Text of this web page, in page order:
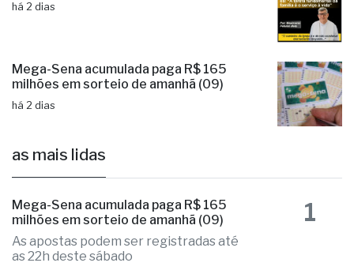
há 2 dias
Mega-Sena acumulada paga R$ 165
milhões em sorteio de amanhã (09)
há 2 dias
as mais lidas
Mega-Sena acumulada paga R$ 165
milhões em sorteio de amanhã (09)
As apostas podem ser registradas até
as 22h deste sábado
1